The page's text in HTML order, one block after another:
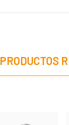
PRODUCTOS